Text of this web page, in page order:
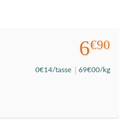
6€90
0€14/tasse 69€00/kg